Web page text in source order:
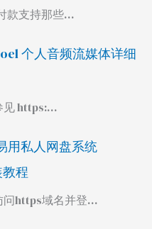
款支持那些…
个人音频流媒体详细
见 https:…
用私人网盘系统
程
问https域名并登…